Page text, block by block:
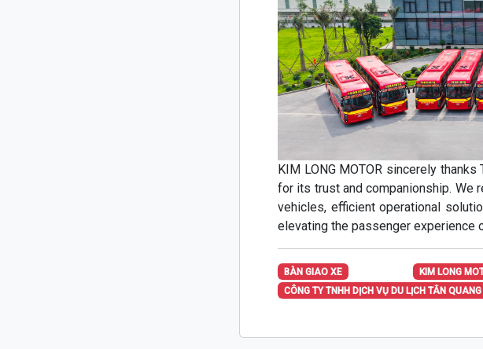
KIM LONG MOTOR sincerely
for its trust and companionship. We
vehicles, efficient operational
elevating the passenger experience
BÀN GIAO XE KIM LONG
CÔNG TY TNHH DỊCH VỤ DU LỊCH TÂN